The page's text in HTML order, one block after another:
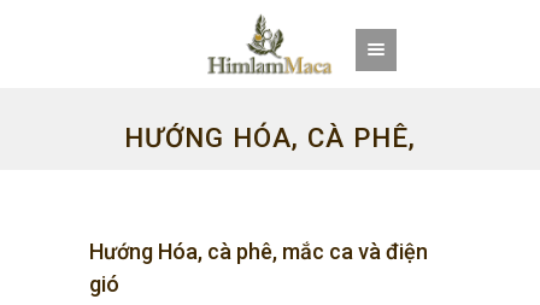
HƯỚNG HÓA, CÀ PHÊ,
Hướng Hóa, cà phê, mắc ca và điện
gió